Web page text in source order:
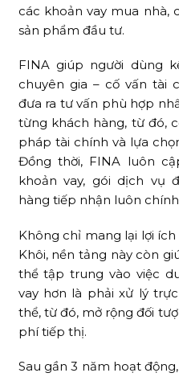
các khoản vay mua nhà,
sản phẩm đầu tư.
FINA giúp người dùng
chuyên gia – cố vấn tài
đưa ra tư vấn phù hợp
từng khách hàng, từ đó,
pháp tài chính và lựa
Đồng thời, FINA luôn
khoản vay, gói dịch vụ
hàng tiếp nhận luôn
Không chỉ mang lại lợi
Khôi, nền tảng này còn
thể tập trung vào việc
vay hơn là phải xử lý
thể, từ đó, mở rộng đối
phí tiếp thị.
Sau gần 3 năm hoạt